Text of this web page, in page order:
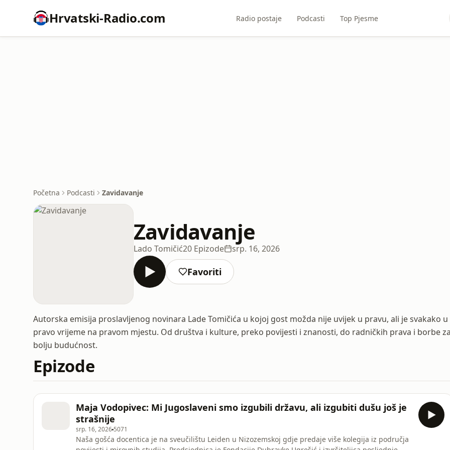
Hrvatski-Radio.com Radio postaje Podcasti Top Pjesme
Početna Podcasti Zavidavanje
Zavidavanje
Lado Tomičić20 Epizode srp. 16, 2026
Favoriti
Autorska emisija proslavljenog novinara Lade Tomičića u kojoj gost možda nije uvijek u pravu, ali je svakako u
pravo vrijeme na pravom mjestu. Od društva i kulture, preko povijesti i znanosti, do radničkih prava i borbe
bolju budućnost.
Epizode
Maja Vodopivec: Mi Jugoslaveni smo izgubili državu, ali izgubiti dušu još je
strašnije
srp. 16, 2026 5071
Naša gošća docentica je na sveučilištu Leiden u Nizozemskoj gdje predaje više kolegija iz područja